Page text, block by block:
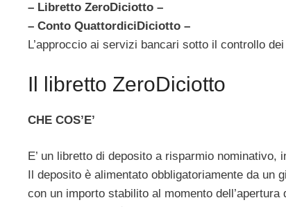
– Libretto ZeroDiciotto –
– Conto QuattordiciDiciotto –
L’approccio ai servizi bancari sotto il controllo
Il libretto ZeroDiciotto
CHE COS’E’
E’ un libretto di deposito a risparmio
Il deposito è alimentato obbligatoriamente da
con un importo stabilito al momento dell’apertura